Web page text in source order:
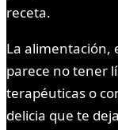
receta.
La alimentación,
parece no tener
terapéuticas o
delicia que te